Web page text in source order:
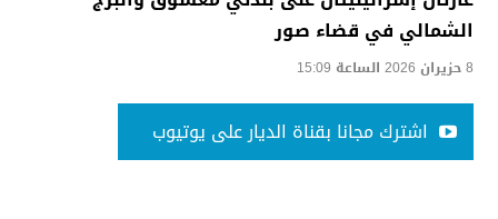
الشمالي في قضاء صور
8 حزيران 2026 الساعة 15:09
اشترك مجانا بقناة الديار على يوتيوب